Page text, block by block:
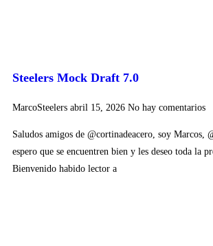
Steelers Mock Draft 7.0
MarcoSteelers abril 15, 2026 No hay comentarios
Saludos amigos de @cortinadeacero, soy Marcos,
espero que se encuentren bien y les deseo toda la
Bienvenido habido lector a